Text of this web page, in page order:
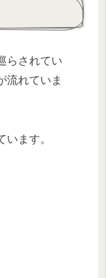
らされてい
流れていま
ます。